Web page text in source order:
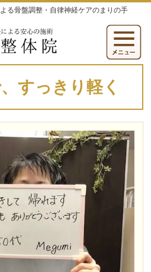
る骨盤調整・自律神経ケアのまりの手
すっきり軽く